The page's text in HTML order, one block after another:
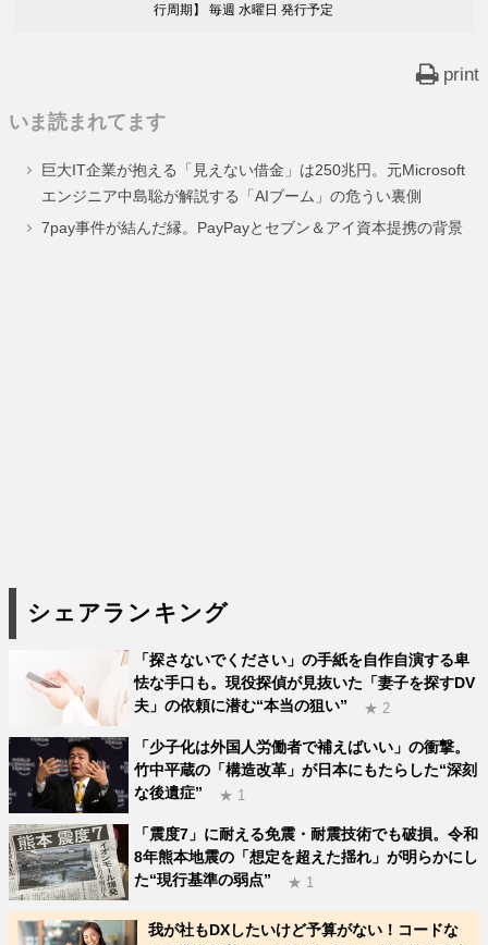
行周期】 毎週 水曜日 発行予定
print
いま読まれてます
巨大IT企業が抱える「見えない借金」は250兆円。元Microsoft
エンジニア中島聡が解説する「AIブーム」の危うい裏側
7pay事件が結んだ縁。PayPayとセブン＆アイ資本提携の背景
シェアランキング
「探さないでください」の手紙を自作自演する卑
怯な手口も。現役探偵が見抜いた「妻子を探すDV
夫」の依頼に潜む“本当の狙い”
★ 2
「少子化は外国人労働者で補えばいい」の衝撃。
竹中平蔵の「構造改革」が日本にもたらした“深刻
な後遺症”
★ 1
「震度7」に耐える免震・耐震技術でも破損。令和
8年熊本地震の「想定を超えた揺れ」が明らかにし
た“現行基準の弱点”
★ 1
我が社もDXしたいけど予算がない！コードな